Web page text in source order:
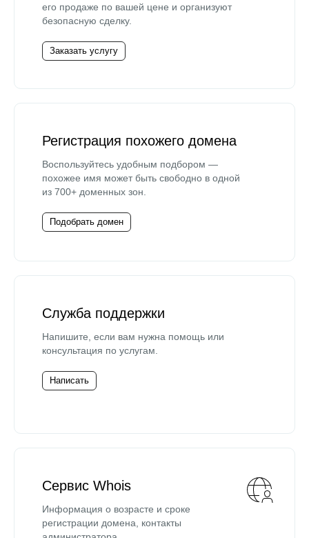
его продаже по вашей цене и организуют
безопасную сделку.
Заказать услугу
Регистрация похожего домена
Воспользуйтесь удобным подбором —
похожее имя может быть свободно в одной
из 700+ доменных зон.
Подобрать домен
Служба поддержки
Напишите, если вам нужна помощь или
консультация по услугам.
Написать
Сервис Whois
Информация о возрасте и сроке
регистрации домена, контакты